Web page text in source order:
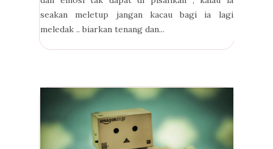
seakan meletup jangan kacau bagi ia lagi
meledak .. biarkan tenang dan...